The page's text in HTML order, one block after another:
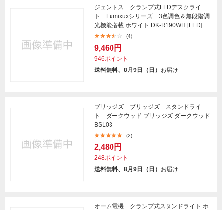
ジェントス クランプ式LEDデスクライ
ト Lumixuxシリーズ 3色調色＆無段階調
光機能搭載 ホワイト DK-R190WH [LED]
(4)
9,460円
946ポイント
送料無料、8月9日（日） お届け
ブリッジズ ブリッジズ スタンドライ
ト ダークウッド ブリッジズ ダークウッド
BSL03
(2)
2,480円
248ポイント
送料無料、8月9日（日） お届け
オーム電機 クランプ式スタンドライト ホ